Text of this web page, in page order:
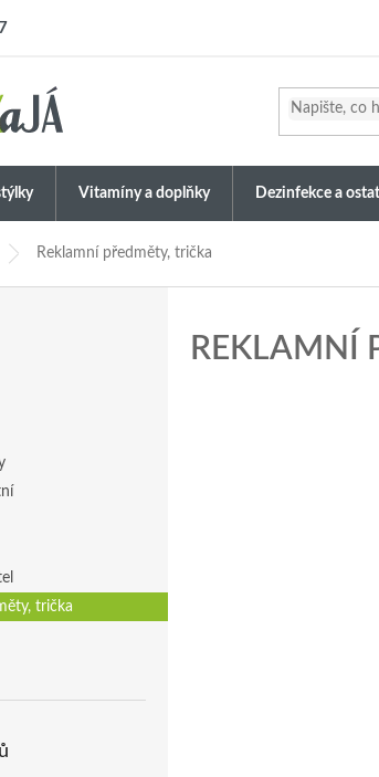
Vitamíny a doplňky Dezinfekce a
Reklamní předměty, trička
trička
REKLAMNÍ